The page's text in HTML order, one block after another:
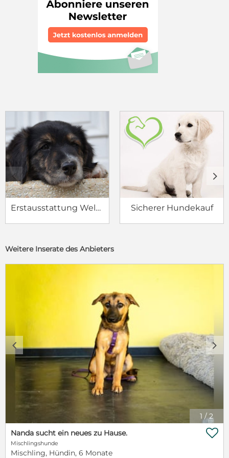
Erstausstattung Welpe Sicherer Hundekauf
c d
Weitere Inserate des Anbieters
1 /2
c d
Nanda sucht ein neues zu Hause.
Mischlingshunde
Mischling, Hündin, 6 Monate
